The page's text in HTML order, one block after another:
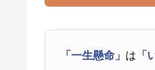
「一生懸命」 は 「